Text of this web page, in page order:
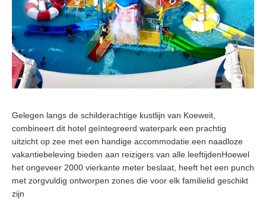
Gelegen langs de schilderachtige kustlijn van Koeweit,
combineert dit hotel geïntegreerd waterpark een prachtig
uitzicht op zee met een handige accommodatie.een naadloze
vakantiebeleving bieden aan reizigers van alle leeftijdenHoewel
het ongeveer 2000 vierkante meter beslaat, heeft het een punch
met zorgvuldig ontworpen zones die voor elk familielid geschikt
zijn